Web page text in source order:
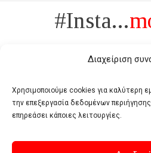
Διαχείριση
Χρησιμοποιούμε cookies για καλύτερη
την επεξεργασία δεδομένων
επηρεάσει κάποιες λειτουργίες.
#Insta...
Πολυτέλεια δεν είναι το αντίθετο της